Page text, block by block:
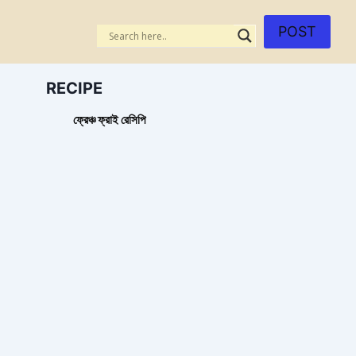
POST
RECIPE
ফ্রেঞ্চ ফ্রাই রেসিপি